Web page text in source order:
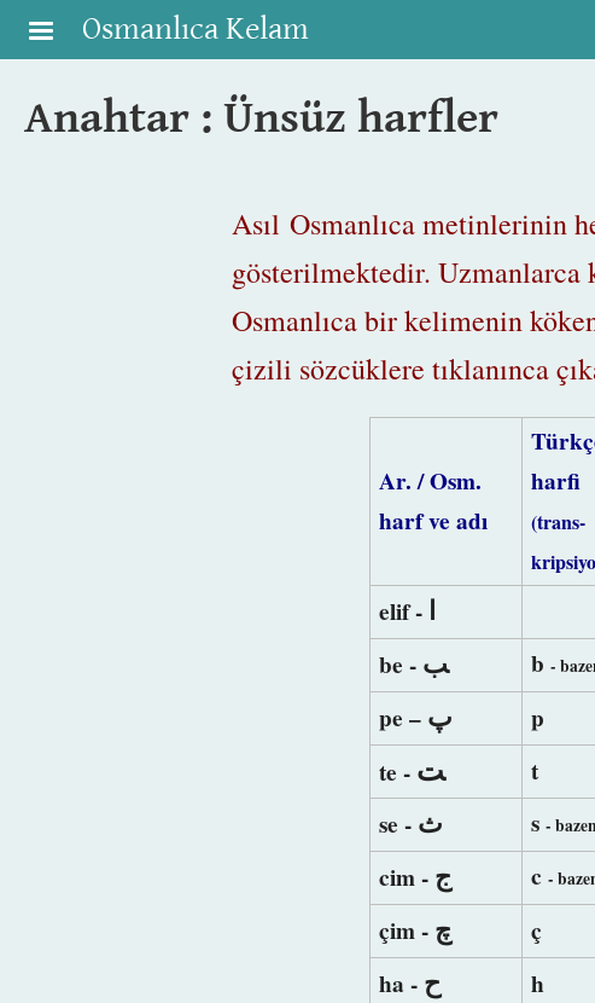
Skip to main content
Osmanlıca Kelam
Anahtar : Ünsüz harfler
Asıl Osmanlıca metinlerinin
gösterilmektedir. Uzmanlarca
Osmanlıca bir kelimenin
çizili sözcüklere tıklanınca
Ar. / Osm.
harf ve adı
harfi
(trans-
elif - ﺍ
be - ﺐ b-
pe – پ p
te - ﺖ t
se - ﺙ s-
cim - ﺝ c-
çim - ﭺ ç
ha - ﺡ h